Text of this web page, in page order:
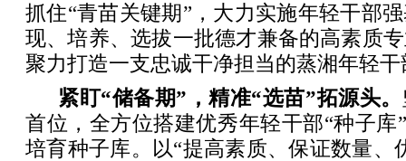
抓住“青苗关键期”，大力实施年轻干部
现、培养、选拔一批德才兼备的高素质
聚力打造一支忠诚干净担当的蒸湘年轻
紧盯“储备期”，精准“选苗”拓源头。
首位，全方位搭建优秀年轻干部“种子库
培育种子库。以“提高素质、保证数量、